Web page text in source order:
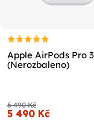
Apple AirPods Pro
(Nerozbaleno)
6 490 Kč
5 490 Kč